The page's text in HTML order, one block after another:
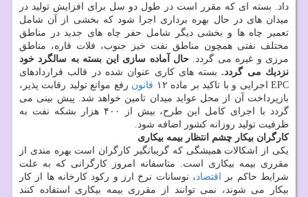
داد. بسته ای كه مقرر است در طول دو سل برای افزایش تولید در
میدان های در حال بهره برداری اجرا شود كه بخشی از آن شامل
تعمیر چاه ها و بخشی دیگر شامل حفر چاه های جدید در مناطق
مختلف نفتی همچون مناطق نفت خیز جنوب، فلات قاره، مناطق
مرزی و غیره می گردد.حال آماده سازی این بسته به سالگرد خود
نزدیك می گردد. بسته های كاری عنوان شده در قالب قراردادهای
EPC اجرایی و با تاكید بر ماده ۱۲
قانون رفع موانع تولید رقابت پذیر،
بازپرداخت آن از محل عواید میدان تامین خواهد شد. پیش بینی می
گردد با اجرای كامل این طرح، بیش از ۴۰۰ هزار بشكه نفت به
ظرفیت تولید روزانه كشور اضافه شود.
كارگران بیكار چشم انتظار بیمه بیكاری
یكی از اشكالات همیشگی كه گریبانگیر كارگران است بهره مندی از
مقرری بیمه بیكاری است. متاسفانه امروز كارگرانی كه به علت
شرایط حاكم بر
اقتصاد، نوسانات نرخ ارز و ركود كارخانه ها از كار
بیكار می شوند، نمی توانند از مقرری بیمه بیكاری استفاده كنند